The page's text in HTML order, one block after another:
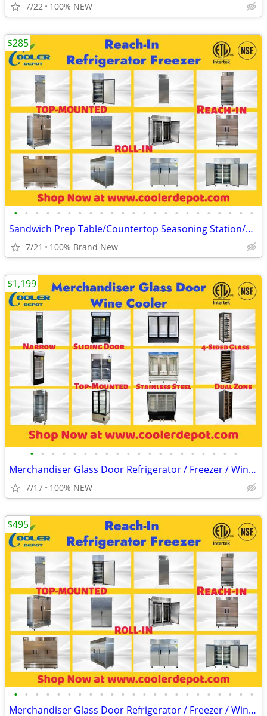
7/22 100% NEW
• • • • • • • • • • • • • • • • • • • • • • •
Sandwich Prep Table/Countertop Seasoning Station/Buffet Cold Table
7/21 100% Brand New
$285
• • • • • • • • • • • • • • • • • • • •
Merchandiser Glass Door Refrigerator / Freezer / Wine Cooler
7/17 100% NEW
$1,199
• • • • • • • • • • • • • • • • • • • • • • •
Merchandiser Glass Door Refrigerator / Freezer / Wine Cooler
$495